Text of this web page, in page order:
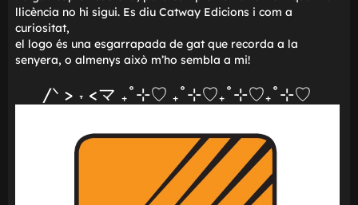
a
t
g
e
principalment,
i algun cop en castellà, però complementàriament quan
llicència no hi sigui. Es diu Catway Edicions i com a
curiositat,
el logo és una esgarrapada de gat que recorda a la
senyera, o almenys això m'ho sembla a mi!
/ᐠ > ˕ <マ ₊˚⊹♡ ₊˚⊹♡₊˚⊹♡₊˚⊹♡